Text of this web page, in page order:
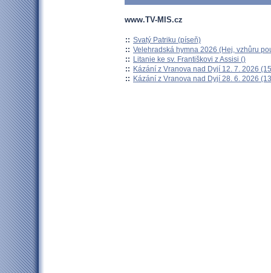
www.TV-MIS.cz
:: Svatý Patriku (píseň)
:: Velehradská hymna 2026 (Hej, vzhůru
:: Litanie ke sv. Františkovi z Assisi ()
:: Kázání z Vranova nad Dyjí 12. 7. 2026
:: Kázání z Vranova nad Dyjí 28. 6. 2026